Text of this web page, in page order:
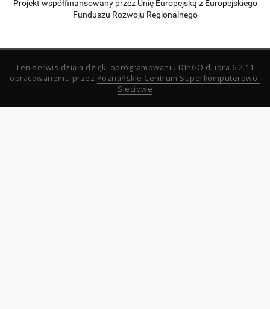
Projekt współfinansowany przez Unię Europejską z Europejskiego
Funduszu Rozwoju Regionalnego
Ten serwis działa dzięki oprogramowaniu DInGO dLibra 6.2.11
opracowanemu przez Poznańskie Centrum Superkomputerowo-
Sieciowe